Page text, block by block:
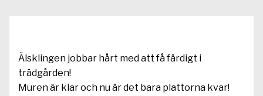
Älsklingen jobbar hårt med att få färdigt i
trädgården!
Muren är klar och nu är det bara plattorna kvar!